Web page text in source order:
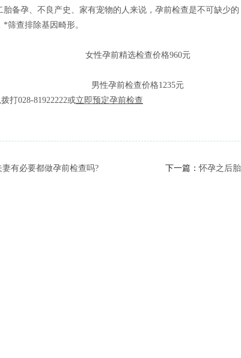
孕、不良产史、家有宠物的人来说，孕前检查是不可缺少的
筛查排除基因畸形。
女性孕前精选检查价格960元
男性孕前检查价格1235元
028-81922222或立即预定孕前检查
有必要都做孕前检查吗? 下一篇：怀孕之后